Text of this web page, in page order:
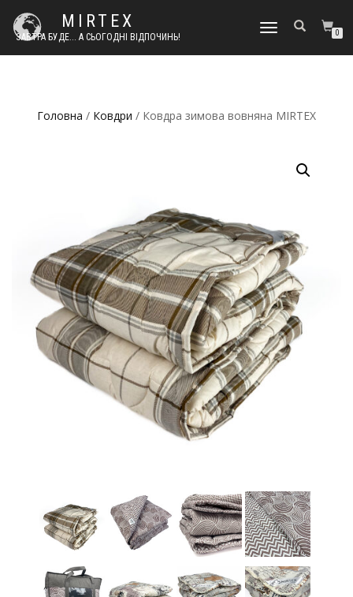
MIRTEX
ЗАВТРА БУДЕ... А СЬОГОДНІ ВІДПОЧИНЬ!
TOGGLE
0
Головна / Ковдри / Ковдра зимова вовняна MIRTEX